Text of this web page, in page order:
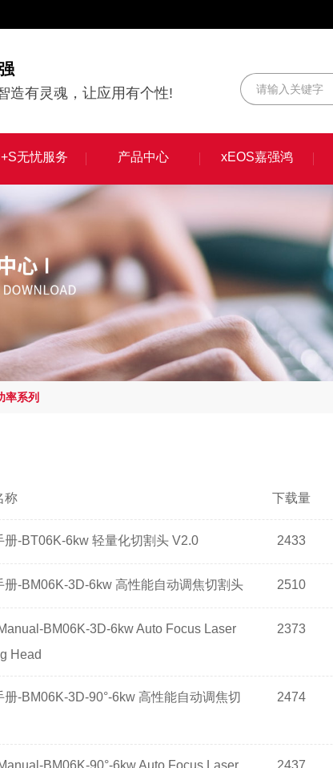
造有灵魂，让应用有个性!
无忧服务
无忧服务
产品中心
产品中心
xEOS嘉强鸿
xEOS嘉强鸿
率系列
称 下载量
册-BT06K-6kw 轻量化切割头 V2.0 2433
册-BM06K-3D-6kw 高性能自动调焦切割头 2510
BM06K-3D-6kw Auto Focus Laser
Head
2373
册-BM06K-3D-90°-6kw 高性能自动调焦切
2474
BM06K-90°-6kw Auto Focus Laser
2437